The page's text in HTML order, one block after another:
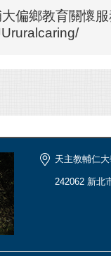
偏鄉教育關懷
天主教輔仁
242062 新北